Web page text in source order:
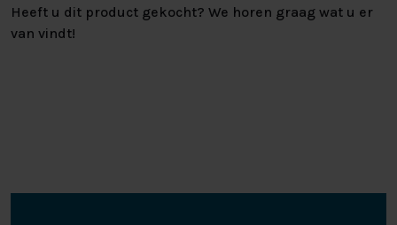
Heeft u dit product gekocht? We horen graag wat u er
van vindt!